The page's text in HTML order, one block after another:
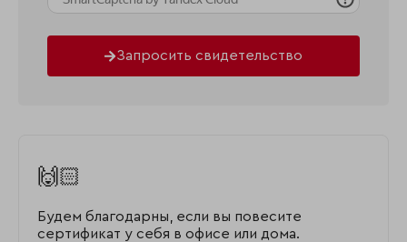
Запросить свидетельство
🙌🏻
Будем благодарны, если вы повесите
сертификат у себя в офисе или дома.